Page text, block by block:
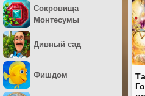
Сокровища
Монтесумы
Дивный сад
Фишдом